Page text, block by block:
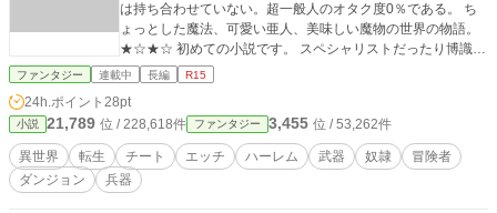
は持ち合わせていない。超一般人のオタク度0％である。 ち
ょっとした魔法、可愛い亜人、美味しい魔物の世界の物語。
★☆★☆ 初めての小説です。 スペシャリストだったり博識だ
ったり超マニア（ミリオタ・アニオタ）だったりしないゴク
したら？という話です。 お付き合い下さいましたら幸いで
す。 表現など修正する場合があります。 予めご了承くださ
い。 【更新ペース】 2日に一度のペースで更新する予定で
す。 ※訂正→現在、週1回の更新となっています。
ファンタジー 連載中 長編 R15
24h.ポイント 28pt
小説 21,789 位 / 228,618件 ファンタジー 3,455 位 / 53,262件
異世界 転生 チート エッチ ハーレム 武器 奴隷
冒険者
ダンジョン
兵器